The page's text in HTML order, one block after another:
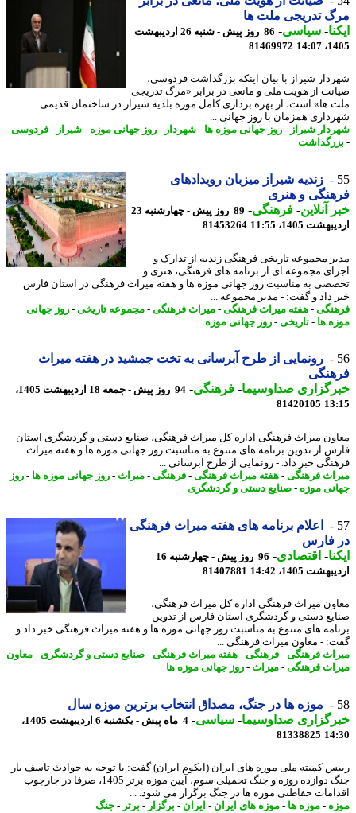
تدریجی ملت ها
-سیاسی-
86 روز پیش - شنبه 26 اردیبهشت
81469972
شیراز با بیان اینکه بزرگداشت فردوسی،
از هویت ملی و مانعی در برابر «مرگ تدریجی
ها» است، از بهره برداری کامل موزه بلدیه شیراز در ساختمان قدیمی
همزمان با روز جهانی ...
شیراز- روز جهانی موزه ها - شهردار-روز جهانی موزه-شیراز- فردوسی
زندیه شیراز میزبان رویدادهای
و هنری
آنلاین-فرهنگی-
89 روز پیش - چهارشنبه 23
1405، 11:55
81453264
مجموعه تاریخی فرهنگی زندیه از تدارک و
مجموعه ای از برنامه های فرهنگی، هنری و
به مناسبت روز جهانی موزه ها و هفته میراث فرهنگی در استان فارس
داد و گفت: - مدیر مجموعه ...
-هفته میراث فرهنگی-میراث فرهنگی-مجموعه تاریخی -روز جهانی
ها - تاریخی -روز جهانی موزه
رونمایی از طرح آبرسانی به تخت جمشید در هفته میراث
صداوسیما-فرهنگی-
94 روز پیش - جمعه 18 اردیبهشت 1405،
81420105
میراث فرهنگی اداره کل میراث فرهنگی، صنایع دستی و گردشگری استان
از تدوین برنامه های متنوع به مناسبت روز جهانی موزه ها و هفته میراث
خبر داد. - رونمایی از طرح آبرسانی ...
فرهنگی-هفته میراث فرهنگی-فرهنگی-میراث- روز جهانی موزه ها - روز
موزه-صنایع دستی و گردشگری
اعلام برنامه های هفته میراث فرهنگی
فارس
-اقتصادی-
96 روز پیش - چهارشنبه 16
1405، 14:42
81407881
میراث فرهنگی اداره کل میراث فرهنگی،
دستی و گردشگری استان فارس از تدوین
های متنوع به مناسبت روز جهانی موزه ها و هفته میراث فرهنگی خبر داد و
- معاون میراث فرهنگی ...
فرهنگی-فرهنگی-هفته میراث فرهنگی-صنایع دستی و گردشگری- معاون
فرهنگی-میراث- روز جهانی موزه ها
موزه ها در جنگ، مصداق انتخاب برترین موزه سال
صداوسیما-سیاسی-
4 ماه پیش - یکشنبه 6 اردیبهشت 1405،
81338825
کمیته ملی موزه های ایران (ایکوم ایران) گفت: با توجه به حوادث تاسف بار
جنگ دوازده روزه و جنگ تحمیلی سوم، آیین موزه برتر 1405، صرفا در چارچوب
حفاظتی موزه ها در جنگ برگزار می شود. ...
-موزه ها - موزه های ایران - ایران - برگزار - برتر - جنگ